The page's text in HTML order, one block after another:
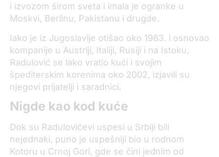
i izvozom širom sveta i imala je ogranke u
Moskvi, Berlinu, Pakistanu i drugde.
Iako je iz Jugoslavije otišao oko 1983. i osnovao
kompanije u Austriji, Italiji, Rusiji i na Istoku,
Radulović se lako vratio kući i svojim
špediterskim korenima oko 2002, izjavili su
njegovi prijatelji i saradnici.
Nigde kao kod kuće
Dok su Radulovićevi uspesi u Srbiji bili
nejednaki, puno je uspešniji bio u rodnom
Kotoru u Crnoj Gori, gde se čini jednim od